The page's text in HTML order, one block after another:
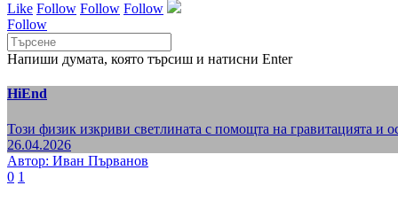
Like Follow Follow Follow
Follow
Напиши думата, която търсиш и натисни Enter
HiEnd
Този физик изкриви светлината с помощта на гравитацията и
26.04.2026
Автор: Иван Първанов
0 1